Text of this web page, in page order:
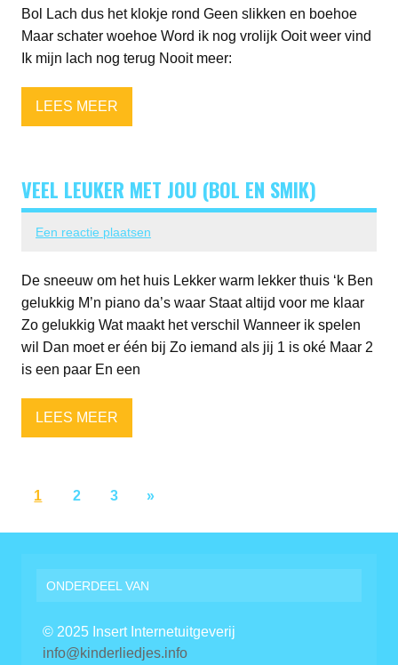
Bol Lach dus het klokje rond Geen slikken en boehoe
Maar schater woehoe Word ik nog vrolijk Ooit weer vind
Ik mijn lach nog terug Nooit meer:
LEES MEER
VEEL LEUKER MET JOU (BOL EN SMIK)
Een reactie plaatsen
De sneeuw om het huis Lekker warm lekker thuis ‘k Ben
gelukkig M’n piano da’s waar Staat altijd voor me klaar
Zo gelukkig Wat maakt het verschil Wanneer ik spelen
wil Dan moet er één bij Zo iemand als jij 1 is oké Maar 2
is een paar En een
LEES MEER
1 2 3 »
ONDERDEEL VAN
© 2025 Insert Internetuitgeverij
info@kinderliedjes.info